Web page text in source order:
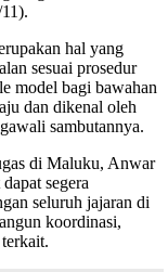
hal yang
sesuai prosedur
model bagi bawahan
dan dikenal oleh
sambutannya.
di Maluku, Anwar
segera
seluruh jajaran di
koordinasi,